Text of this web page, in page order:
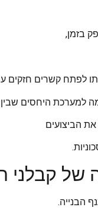
בזמן,
לפתח קשרים חזקים
למערכת היחסים
הביצועים
של
הבנייה.